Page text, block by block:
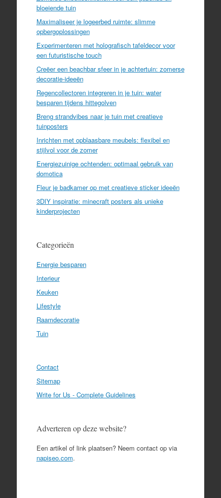
bloeiende tuin
Maximaliseer je logeerbed ruimte: slimme
opbergoplossingen
Experimenteren met holografisch tafeldecor voor
een futuristische touch
Creëer een beachbar sfeer in je achtertuin: zomerse
decoratie-ideeën
Regencollectoren integreren in je tuin: water
besparen tijdens hittegolven
Breng strandvibes naar je tuin met creatieve
tuinposters
Inrichten met opblaasbare meubels: flexibel en
stijlvol voor de zomer
Energiezuinige ochtenden: optimaal gebruik van
domotica
Fleur je badkamer op met creatieve sticker ideeën
3DIY inspiratie: minecraft posters als unieke
kinderprojecten
Categorieën
Energie besparen
Interieur
Keuken
Lifestyle
Raamdecoratie
Tuin
Contact
Sitemap
Write for Us - Complete Guidelines
Adverteren op deze website?
Een artikel of link plaatsen? Neem contact op via
napiseo.com.